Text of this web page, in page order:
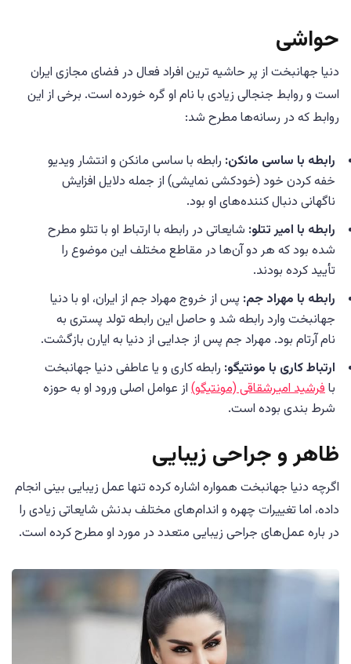
حواشی
دنیا جهانبخت از پر حاشیه ترین افراد فعال در فضای مجازی ایران
است و روابط جنجالی زیادی با نام او گره خورده است. برخی از این
روابط که در رسانه‌ها مطرح شد:
رابطه با ساسی مانکن: رابطه با ساسی مانکن و انتشار ویدیو
خفه کردن خود (خودکشی نمایشی) از جمله دلایل افزایش
ناگهانی دنبال کننده‌های او بود.
رابطه با امیر تتلو: شایعاتی در رابطه با ارتباط او با تتلو مطرح
شده بود که هر دو آن‌ها در مقاطع مختلف این موضوع را
تأیید کرده بودند.
رابطه با مهراد جم: پس از خروج مهراد جم از ایران، او با دنیا
جهانبخت وارد رابطه شد و حاصل این رابطه تولد پستری به
نام آرتام بود. مهراد جم پس از جدایی از دنیا به ایارن بازگشت.
ارتباط کاری با مونتیگو: رابطه کاری و یا عاطفی دنیا جهانبخت
بافرشید امیرشقاقی (مونتیگو) از عوامل اصلی ورود او به حوزه
شرط بندی بوده است.
ظاهر و جراحی زیبایی
اگرچه دنیا جهانبخت همواره اشاره کرده تنها عمل زیبایی بینی انجام
داده، اما تغییرات چهره و اندام‌های مختلف بدنش شایعاتی زیادی را
در باره عمل‌های جراحی زیبایی متعدد در مورد او مطرح کرده است.